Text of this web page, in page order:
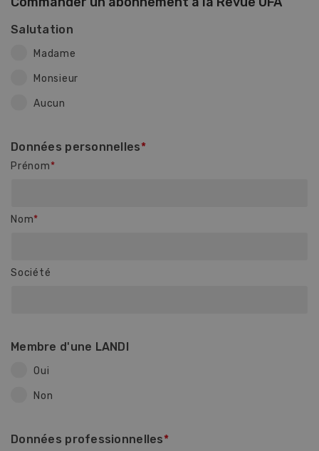
Salutation
Madame
Monsieur
Aucun
Données personnelles
Prénom
Nom
Société
Membre d'une LANDI
Oui
Non
Données professionnelles